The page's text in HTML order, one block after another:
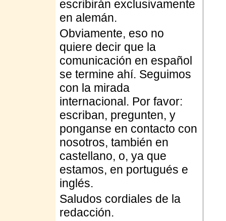
escribirán exclusivamente
en alemán.
Obviamente, eso no
quiere decir que la
comunicación en español
se termine ahí. Seguimos
con la mirada
internacional. Por favor:
escriban, pregunten, y
ponganse en contacto con
nosotros, también en
castellano, o, ya que
estamos, en portugués e
inglés.
Saludos cordiales de la
redacción.